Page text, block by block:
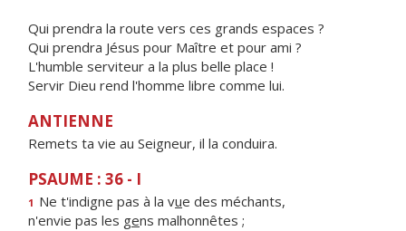
Qui prendra la route vers ces grands espaces ?
Qui prendra Jésus pour Maître et pour ami ?
L'humble serviteur a la plus belle place !
Servir Dieu rend l'homme libre comme lui.
ANTIENNE
Remets ta vie au Seigneur, il la conduira.
PSAUME : 36 - I
1 Ne t'indigne pas à la vue des méchants,
n'envie pas les gens malhonnêtes ;